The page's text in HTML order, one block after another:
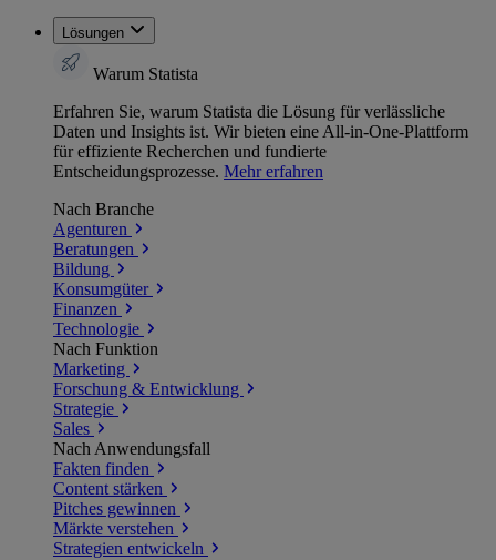
Lösungen
Warum Statista
Erfahren Sie, warum Statista die Lösung für verlässliche
Daten und Insights ist. Wir bieten eine All-in-One-Plattform
für effiziente Recherchen und fundierte
Entscheidungsprozesse. Mehr erfahren
Nach Branche
Agenturen
Beratungen
Bildung
Konsumgüter
Finanzen
Technologie
Nach Funktion
Marketing
Forschung & Entwicklung
Strategie
Sales
Nach Anwendungsfall
Fakten finden
Content stärken
Pitches gewinnen
Märkte verstehen
Strategien entwickeln